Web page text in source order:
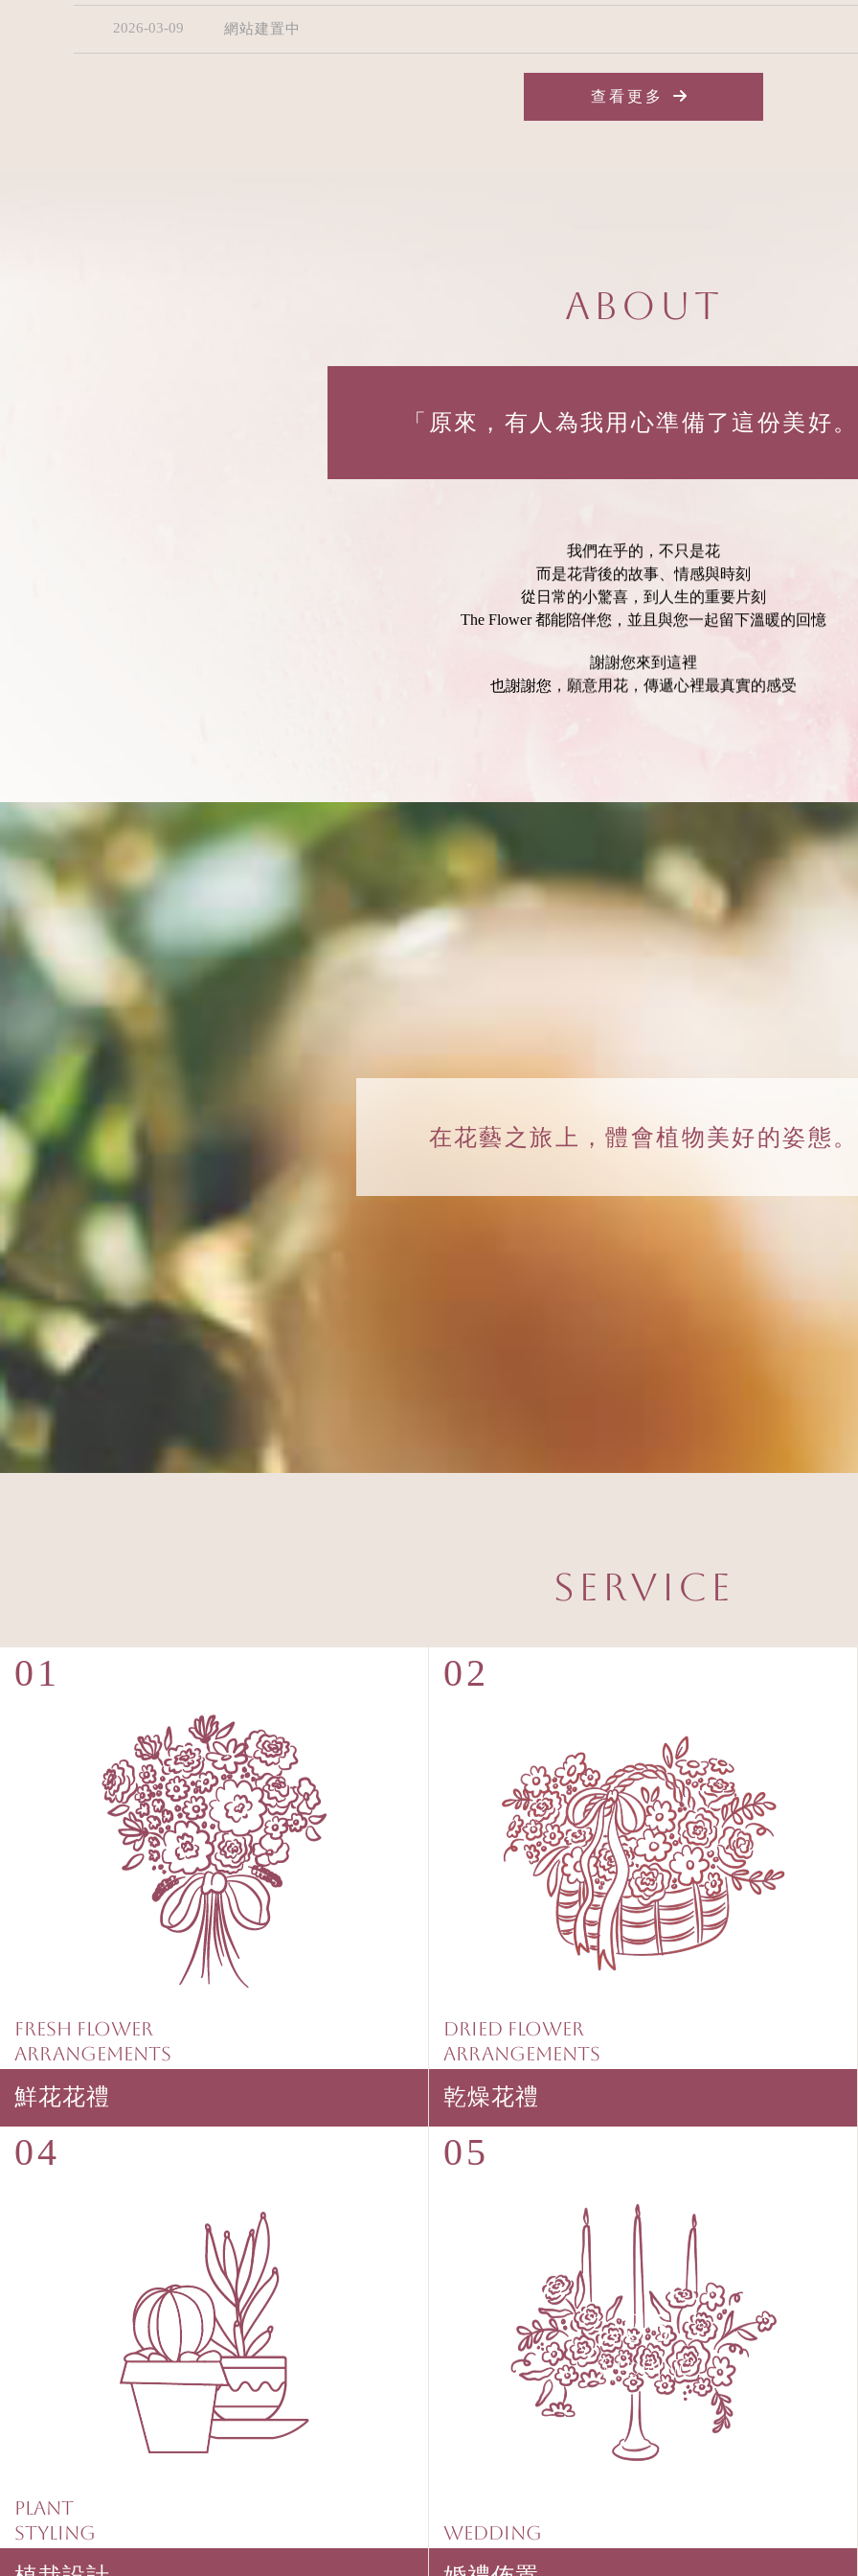
2026-03-09 網站建置中
查看更多
About
「原來，有人為我用心準備了這份美好
我們在乎的，不只是花
而是花背後的故事、情感與時刻
從日常的小驚喜，到人生的重要片刻
The Flower 都能陪伴您，並且與您一起留下溫暖的回憶
謝謝您來到這裡
也謝謝您，願意用花，傳遞心裡最真實的感受
在花藝之旅上，體會植物美好的姿態。
Service
Fresh Flower
Arrangements
鮮花花禮
Dried Flower
Arrangements
乾燥花禮
Plant
Styling
WEDDING